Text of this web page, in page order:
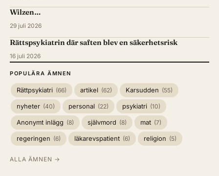
Wilzen…
29 juli 2026
Rättspsykiatrin där saften blev en säkerhetsrisk
16 juli 2026
POPULÄRA ÄMNEN
Rättpsykiatri (66) artikel (62) Karsudden (55)
nyheter (40) personal (22) psykiatri (10)
Anonymt inlägg (8) självmord (8) mat (7)
regeringen (6) läkarevspatient (6) religion (5)
ALLA ÄMNEN →